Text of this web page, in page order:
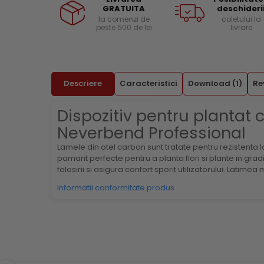
Curele si bretele
Genti si trolere
Buzunare externe
Echipamente muncitori ferma
Echipamente veterinari
Echipamente mulgatori
Echipamente trimeri ongloane
Masti protectie
Menghine si prese
GRATUITA
la comenzi de
peste 500 de lei
coletului la
livrare
Descriere Caracteristici Download (1)
Dispozitiv pentru plantat
Neverbend Professional
Lamele din otel carbon sunt tratate pentru rezistenta
pamant perfecte pentru a planta flori si plante in
folosirii si asigura confort sporit utilizatorului.
Informatii conformitate produs